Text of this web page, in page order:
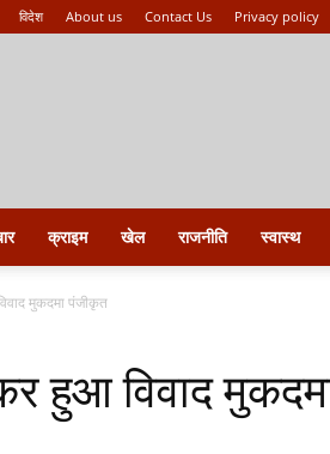
विदेश About us Contact Us Privacy policy
क्राइम खेल राजनीति स्वास्थ
मुकदमा पंजीकृत
हुआ विवाद